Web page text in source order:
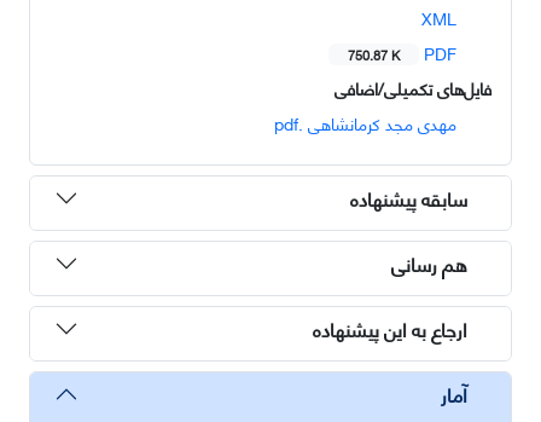
XML
PDF
750.87 K
فایل‌های تکمیلی/اضافی
مهدی مجد کرمانشاهی .pdf
سابقه پیشنهاده
هم رسانی
ارجاع به این پیشنهاده
آمار